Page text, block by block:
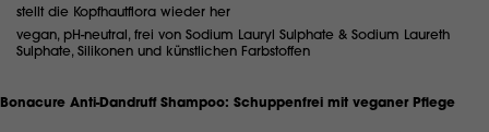
stellt die Kopfhautflora wieder her
vegan, pH-neutral, frei von Sodium Lauryl Sulphate & Sodium Laureth
Sulphate, Silikonen und künstlichen Farbstoffen
Bonacure Anti-Dandruff Shampoo: Schuppenfrei mit veganer Pflege